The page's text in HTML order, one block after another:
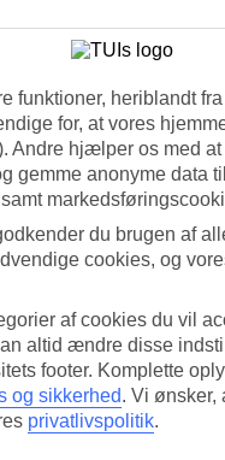
funktioner, heriblandt
for, at vores
Andre hjælper os med
gemme anonyme data
du brugen af
cookies, og
af cookies du vil
altid ændre disse
footer. Komplette
og sikkerhed. Vi ønsker,
privatlivspolitik.